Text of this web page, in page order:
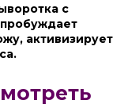
с
активизирует